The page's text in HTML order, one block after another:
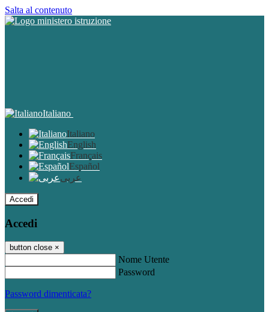
Salta al contenuto
Italiano
Italiano
English
Français
Español
عربى
Accedi
Accedi
button close ×
Nome Utente
Password
Password dimenticata?